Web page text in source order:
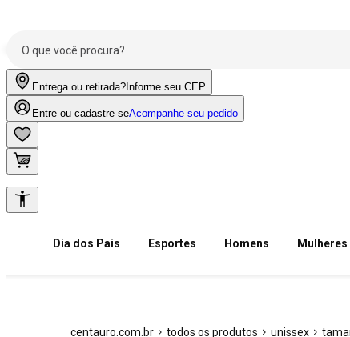
Entrega ou retirada? Informe seu CEP
Entre ou cadastre-seAcompanhe seu pedido
Dia dos Pais Esportes Homens Mulheres
centauro.com.br todos os produtos unissex